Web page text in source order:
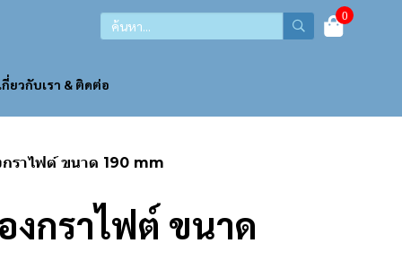
0
กี่ยวกับเรา & ติดต่อ
ราไฟต์ ขนาด 190 mm
งกราไฟต์ ขนาด